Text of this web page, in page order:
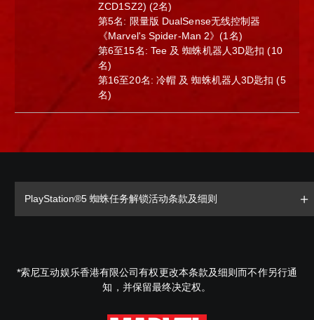
ZCD1SZ2) (2名)
第5名: 限量版 DualSense无线控制器
《Marvel's Spider-Man 2》(1名)
第6至15名: Tee 及 蜘蛛机器人3D匙扣 (10
名)
第16至20名: 冷帽 及 蜘蛛机器人3D匙扣 (5
名)
PlayStation®5 蜘蛛任务解锁活动条款及细则
*索尼互动娱乐香港有限公司有权更改本条款及细则而不作另行通
知，并保留最终决定权。